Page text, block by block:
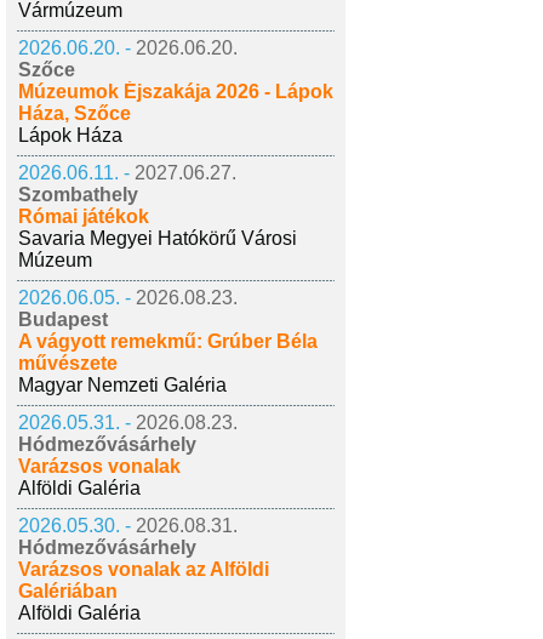
Vármúzeum
2026.06.20. - 2026.06.20.
Szőce
Múzeumok Éjszakája 2026 - Lápok
Háza, Szőce
Lápok Háza
2026.06.11. - 2027.06.27.
Szombathely
Római játékok
Savaria Megyei Hatókörű Városi
Múzeum
2026.06.05. - 2026.08.23.
Budapest
A vágyott remekmű: Grúber Béla
művészete
Magyar Nemzeti Galéria
2026.05.31. - 2026.08.23.
Hódmezővásárhely
Varázsos vonalak
Alföldi Galéria
2026.05.30. - 2026.08.31.
Hódmezővásárhely
Varázsos vonalak az Alföldi
Galériában
Alföldi Galéria